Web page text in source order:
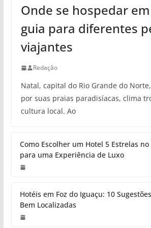
Onde se hospedar
guia para diferentes
viajantes
Redação
Natal, capital do Rio Grande do
por suas praias paradisíacas, clima
cultura local. Ao
Como Escolher um Hotel 5 Estrelas no
para uma Experiência de Luxo
Hotéis em Foz do Iguaçu: 10
Bem Localizadas